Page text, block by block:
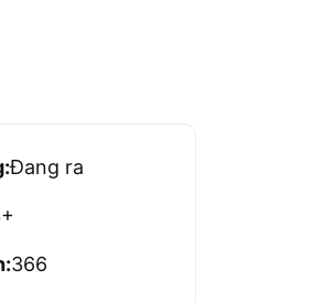
Đang ra
366